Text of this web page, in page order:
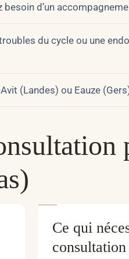
d’un
du cycle ou une
(Landes) ou Eauze
Ce qui